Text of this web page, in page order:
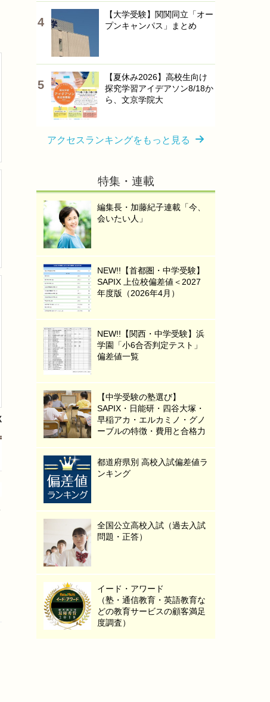
【大学受験】関関同立「オー
プンキャンパス」まとめ
【夏休み2026】高校生向け
探究学習アイデアソン8/18か
ら、文京学院大
アクセスランキングをもっと見る
特集・連載
編集長・加藤紀子連載「今、
会いたい人」
NEW!!【首都圏・中学受験】
SAPIX 上位校偏差値＜2027
年度版（2026年4月）
NEW!!【関西・中学受験】浜
学園「小6合否判定テスト」
偏差値一覧
【中学受験の塾選び】
SAPIX・日能研・四谷大塚・
早稲アカ・エルカミノ・グノ
ーブルの特徴・費用と合格力
都道府県別 高校入試偏差値ラ
ンキング
全国公立高校入試（過去入試
問題・正答）
イード・アワード
（塾・通信教育・英語教育な
どの教育サービスの顧客満足
度調査）